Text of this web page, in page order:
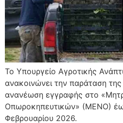
Το Υπουργείο Αγροτικής
ανακοινώνει την παράταση
ανανέωση εγγραφής στο
Οπωροκηπευτικών» (ΜΕΝΟ)
Φεβρουαρίου 2026.